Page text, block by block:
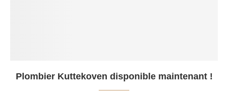
Plombier Kuttekoven disponible maintenant !